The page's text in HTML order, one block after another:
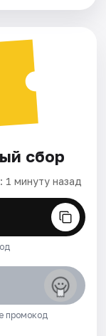
сбор
1 минуту назад
промокод